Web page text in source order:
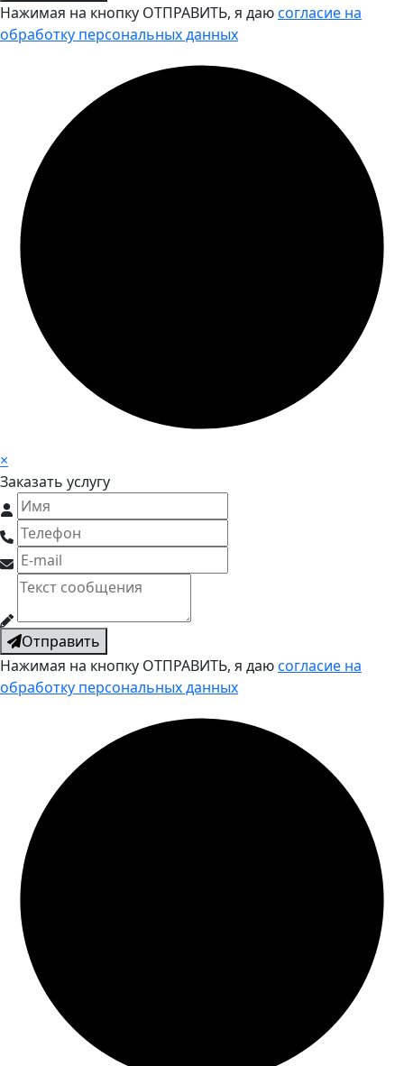
Нажимая на кнопку ОТПРАВИТЬ, я даюсогласие на
обработку персональных данных
×
Заказать услугу
Отправить
Нажимая на кнопку ОТПРАВИТЬ, я даюсогласие на
обработку персональных данных